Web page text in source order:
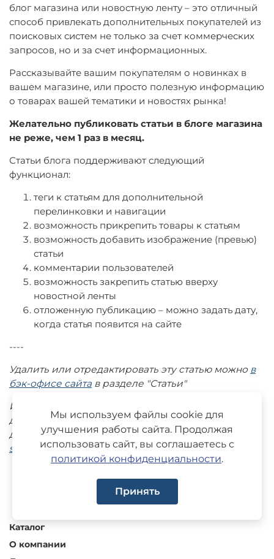
блог магазина или новостную ленту – это отличный
способ привлекать дополнительных покупателей из
поисковых систем не только за счет коммерческих
запросов, но и за счет информационных.
Рассказывайте вашим покупателям о новинках в
вашем магазине, или просто полезную информацию
о товарах вашей тематики и новостях рынка!
Желательно публиковать статьи в блоге магазина
не реже, чем 1 раз в месяц.
Статьи блога поддерживают следующий
функционал:
теги к статьям для дополнительной
перелинковки и навигации
возможность прикрепить товары к статьям
возможность добавить изображение (превью)
статьи
комментарии пользователей
возможность закрепить статью вверху
новостной ленты
отложенную публикацию – можно задать дату,
когда статья появится на сайте
----
Удалить или отредактировать эту статью можно в
бэк-офисе сайта в разделе "Статьи"
Инструкции по работе с блогом на InSales
доступны в нашей
документации:https://www.insales.ru/collection/doc-
settings/product/rabota-s-blogami
Каталог
О компании
Мы используем файлы cookie для
улучшения работы сайта. Продолжая
использовать сайт, вы соглашаетесь с
политикой конфиденциальности.
Принять